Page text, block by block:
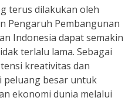
terus dilakukan oleh
Pengaruh Pembangunan
Indonesia dapat semakin
terlalu lama. Sebagai
kreativitas dan
peluang besar untuk
ekonomi dunia melalui